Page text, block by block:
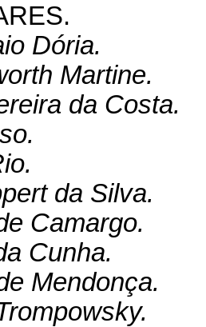
Dória.
Martine.
da Costa.
da Silva.
Camargo.
Cunha.
Mendonça.